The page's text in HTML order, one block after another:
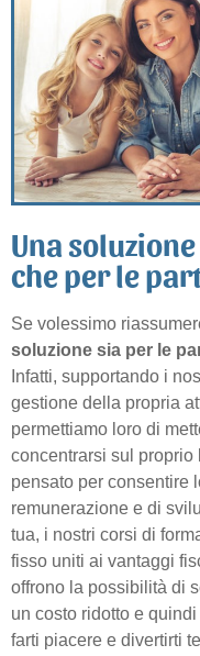
Una
che per le
Se volessimo
soluzione sia per le
Infatti, supportando i
gestione della propria
permettiamo loro di
concentrarsi sul proprio
pensato per consentire
remunerazione e di
tua, i nostri corsi di
fisso uniti ai vantaggi
offrono la possibilità di
un costo ridotto e
farti piacere e divertirti